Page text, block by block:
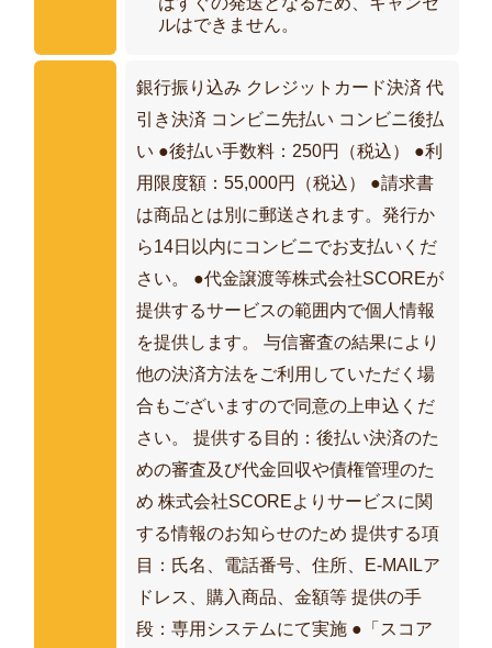
ルはできません。
銀行振り込み クレジットカード決済 代
引き決済 コンビニ先払い コンビニ後払
い ●後払い手数料：250円（税込） ●利
用限度額：55,000円（税込） ●請求書
は商品とは別に郵送されます。発行か
ら14日以内にコンビニでお支払いくだ
さい。 ●代金譲渡等株式会社SCOREが
提供するサービスの範囲内で個人情報
を提供します。 与信審査の結果により
他の決済方法をご利用していただく場
合もございますので同意の上申込くだ
さい。 提供する目的：後払い決済のた
めの審査及び代金回収や債権管理のた
め 株式会社SCOREよりサービスに関
する情報のお知らせのため 提供する項
目：氏名、電話番号、住所、E‐MAILア
ドレス、購入商品、金額等 提供の手
段：専用システムにて実施 ●「スコア